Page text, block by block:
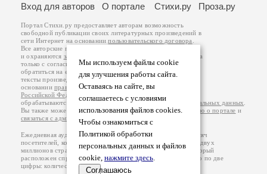
Мы используем файлы cookie
для улучшения работы сайта.
Оставаясь на сайте, вы
соглашаетесь с условиями
использования файлов cookies.
Чтобы ознакомиться с
Политикой обработки
персональных данных и файлов
cookie, нажмите здесь.
Соглашаюсь
Вход для авторов
О портале Стихи.ру Проза.ру
Портал Стихи.ру предоставляет авторам возможность
свободной публикации своих литературных произведений в
сети Интернет на основаниипользовательского договора
Все авторские права на произведения принадлежат авторам
и охраняются законом
. Перепечатка произведений возможна
только с согласия его автора, к которому вы можете
обратиться на его авторской странице. Ответственность за
тексты произведений авторы несут самостоятельно на
основанииправил публикацииизаконодательства
Российской Федерации
обрабатываются на основанииПолитики обработки персональных данных
Вы также можете посмотреть более подробнуюинформацию о портале и
связаться с администрацией
Ежедневная аудитория портала Стихи.ру – порядка 200 тысяч
посетителей, которые в общей сумме просматривают более двух
миллионов страниц по данным счетчика посещаемости, который
расположен справа от этого текста. В каждой графе указано по две
цифры: количество просмотров и количество посетителей.